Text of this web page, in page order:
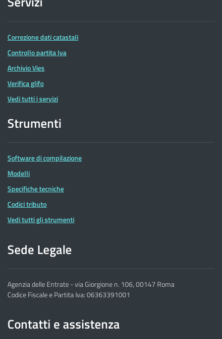
Correzione dati catastali
Controllo partita Iva
Archivio Vies
Verifica glifo
Vedi tutti i servizi
Strumenti
Software di compilazione
Modelli
Specifiche tecniche
Codici tributo
Vedi tutti gli strumenti
Sede Legale
Agenzia delle Entrate - via Giorgione n. 106, 00147 Roma
Codice Fiscale e Partita Iva: 06363391001
Contatti e assistenza